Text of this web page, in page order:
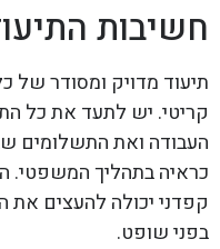
חשיבות
תיעוד מדויק ומסודר של
קריטי. יש לתעד את כל
העבודה ואת התשלומים
כראיה בתהליך המשפטי.
קפדני יכולה להעצים את
בפני שופט.